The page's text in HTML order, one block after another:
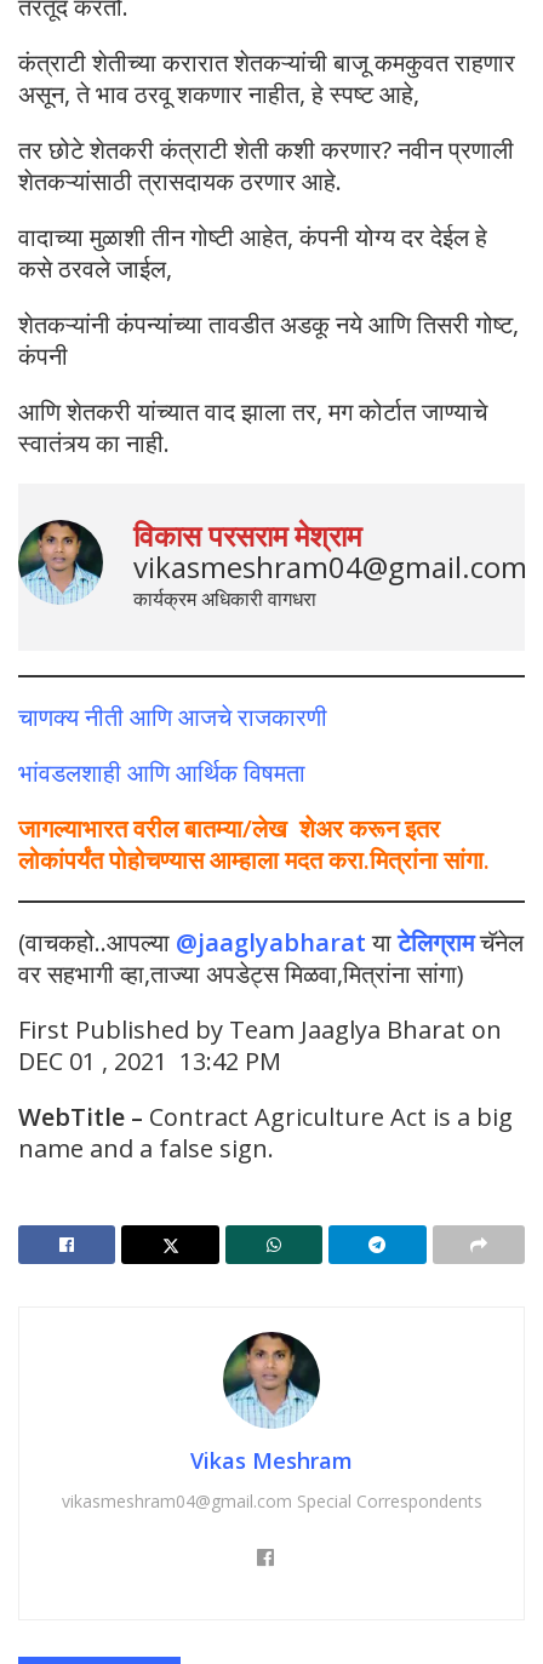
तरतूद करतो.
कंत्राटी शेतीच्या करारात शेतकऱ्यांची बाजू कमकुवत राहणार
असून, ते भाव ठरवू शकणार नाहीत, हे स्पष्ट आहे,
तर छोटे शेतकरी कंत्राटी शेती कशी करणार? नवीन प्रणाली
शेतकऱ्यांसाठी त्रासदायक ठरणार आहे.
वादाच्या मुळाशी तीन गोष्टी आहेत, कंपनी योग्य दर देईल हे
कसे ठरवले जाईल,
शेतकऱ्यांनी कंपन्यांच्या तावडीत अडकू नये आणि तिसरी गोष्ट,
कंपनी
आणि शेतकरी यांच्यात वाद झाला तर, मग कोर्टात जाण्याचे
स्वातंत्र्य का नाही.
विकास परसराम मेश्राम
vikasmeshram04@gmail.com
कार्यक्रम अधिकारी वागधरा
चाणक्य नीती आणि आजचे राजकारणी
भांवडलशाही आणि आर्थिक विषमता
जागल्याभारत वरील बातम्या/लेख शेअर करून इतर
लोकांपर्यंत पोहोचण्यास आम्हाला मदत करा.मित्रांना सांगा.
(वाचकहो..आपल्या @jaaglyabharat याटेलिग्रामचॅनेल
वर सहभागी व्हा,ताज्या अपडेट्स मिळवा,मित्रांना सांगा)
First Published by Team Jaaglya Bharat on
DEC 01 , 2021 13:42 PM
WebTitle – Contract Agriculture Act is a big
name and a false sign.
Vikas Meshram
vikasmeshram04@gmail.com Special Correspondents